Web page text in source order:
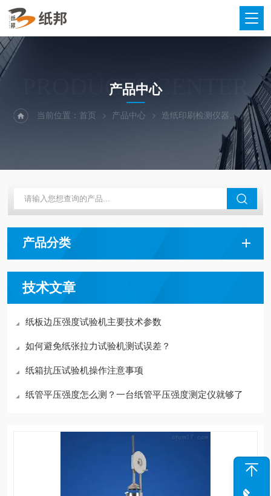
PRODUCTS CENTER
产品中心
当前位置：首页 产品中心 造纸印刷检测仪器 纸浆
产品分类
技术文章
纸板边压强度试验机主要技术参数
如何避免纸张拉力试验机测试误差？
纸箱抗压试验机操作注意事项
纸管平压强度怎么测？一台纸管平压强度测定仪就够了